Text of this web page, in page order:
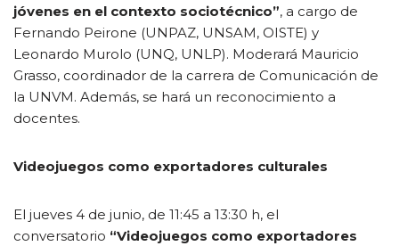
jóvenes en el contexto sociotécnico”, a cargo de
Fernando Peirone (UNPAZ, UNSAM, OISTE) y
Leonardo Murolo (UNQ, UNLP). Moderará Mauricio
Grasso, coordinador de la carrera de Comunicación de
la UNVM. Además, se hará un reconocimiento a
docentes.
Videojuegos como exportadores culturales
El jueves 4 de junio, de 11:45 a 13:30 h, el
conversatorio “Videojuegos como exportadores